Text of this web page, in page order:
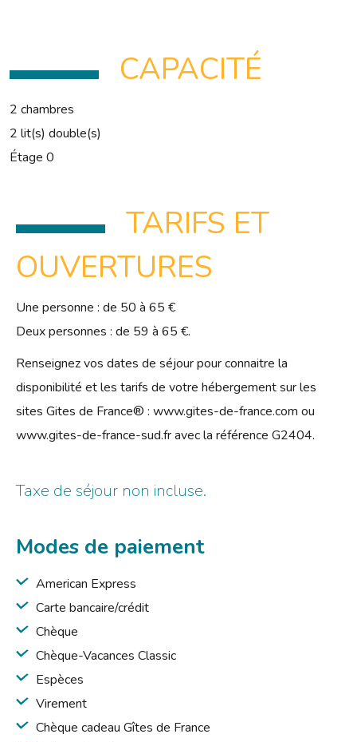
CAPACITÉ
2 chambres
2 lit(s) double(s)
Étage 0
TARIFS ET
OUVERTURES
Une personne : de 50 à 65 €
Deux personnes : de 59 à 65 €.
Renseignez vos dates de séjour pour connaitre la
disponibilité et les tarifs de votre hébergement sur les
sites Gites de France® : www.gites-de-france.com ou
www.gites-de-france-sud.fr avec la référence G2404.
Taxe de séjour non incluse.
Modes de paiement
American Express
Carte bancaire/crédit
Chèque
Chèque-Vacances Classic
Espèces
Virement
Chèque cadeau Gîtes de France